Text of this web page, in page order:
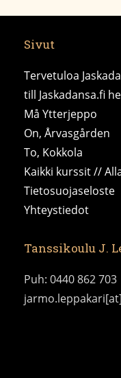
Sivut
Tervetuloa
till Jaskadansa.fi
Må Ytterjeppo
On, Årvasgården
To, Kokkola
Kaikki kurssit //
Tietosuojaseloste
Yhteystiedot
Tanssikoulu J.
Puh: 0440 862 703